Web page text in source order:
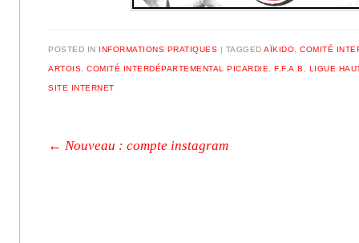
POSTED IN INFORMATIONS PRATIQUES | TAGGEDAÏKIDO ,COMITÉ
ARTOIS ,COMITÉ INTERDÉPARTEMENTAL PICARDIE ,F.F.A.B LIGUE
SITE INTERNET
Post navigation
← Nouveau : compte instagram